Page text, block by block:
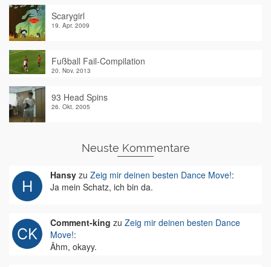
Scarygirl
19. Apr. 2009
Fußball Fail-Compilation
20. Nov. 2013
93 Head Spins
26. Okt. 2005
Neuste Kommentare
Hansy zu Zeig mir deinen besten Dance Move!:
Ja mein Schatz, ich bin da.
Comment-king zu Zeig mir deinen besten Dance
Move!:
Ähm, okayy.